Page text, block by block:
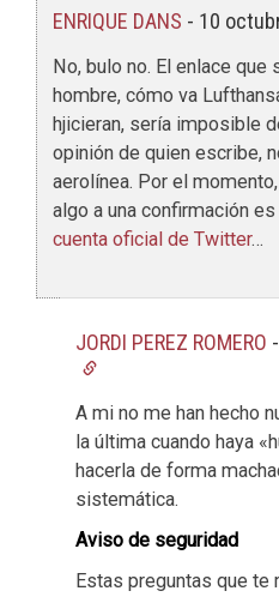
ENRIQUE DANS - 10
No, bulo no. El enlace que
hombre, cómo va
hjicieran, sería imposible
opinión de quien escribe,
aerolínea. Por el
algo a una confirmación es
cuenta oficial de Twitter…
JORDI PEREZ ROMERO -
A mi no me han hecho
la última cuando haya
hacerla de forma
sistemática.
Aviso de seguridad
Estas preguntas que